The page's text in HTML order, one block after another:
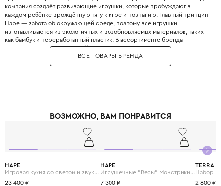
компания создаёт развивающие игрушки, которые пробуждают в
каждом ребёнке врождённую тягу к игре и познанию. Главный принцип
Hape — забота об окружающей среде, поэтому все игрушки
изготавливаются из экологичных и возобновляемых материалов, таких
как бамбук и переработанный пластик. В ассортименте бренда
представлены десятки серий: от деревянных сортеров и пазлов для
самых маленьких до сложных конструкторов и лабиринтов Quadrilla для
детей постарше. Hape также предлагает уникальные игрушки из
логику и моторику, но и радует глаз яркими, продуманными формами.
инструменты и наборы для творчества, стимулирующие всестороннее
развитие малыша. Hape — это выбор родителей, которые хотят, чтобы
игрушки их детей были безопасными, долговечными и вдохновляли на
ВСЕ ТОВАРЫ БРЕНДА
ВОЗМОЖНО, ВАМ ПОНРАВИТСЯ
HAPE
Игровая кухня со светом и звуком "Готовим вместе"
23 400 ₽
HAPE
Игрушечные "Весы" Монстрики с брошюрой примеров на сложение и состав числа
7 300 ₽
TERRA
2 800 ₽